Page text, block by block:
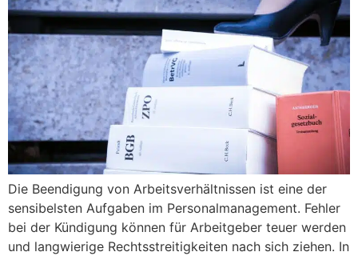
Die Beendigung von Arbeitsverhältnissen ist eine der
sensibelsten Aufgaben im Personalmanagement. Fehler
bei der Kündigung können für Arbeitgeber teuer werden
und langwierige Rechtsstreitigkeiten nach sich ziehen. In